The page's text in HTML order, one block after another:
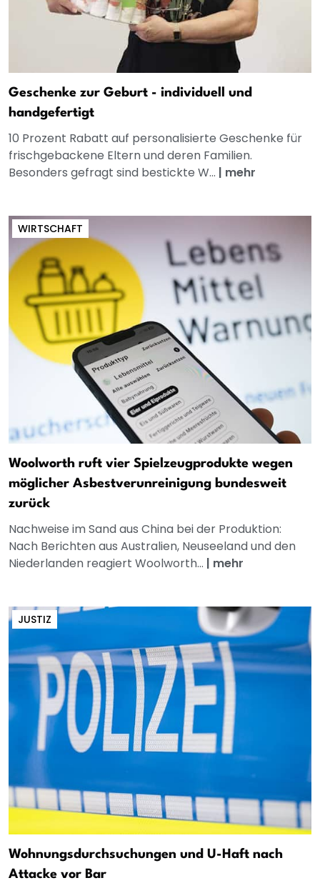
Geschenke zur Geburt - individuell und
handgefertigt
10 Prozent Rabatt auf personalisierte Geschenke für
frischgebackene Eltern und deren Familien.
Besonders gefragt sind bestickte W... | mehr
WIRTSCHAFT
Woolworth ruft vier Spielzeugprodukte wegen
möglicher Asbestverunreinigung bundesweit
zurück
Nachweise im Sand aus China bei der Produktion:
Nach Berichten aus Australien, Neuseeland und den
Niederlanden reagiert Woolworth... | mehr
JUSTIZ
Wohnungsdurchsuchungen und U-Haft nach
Attacke vor Bar